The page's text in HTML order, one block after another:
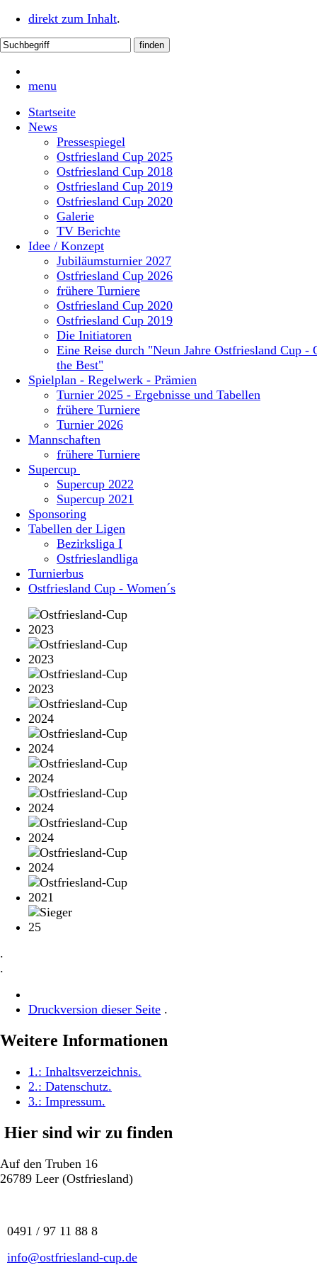
direkt zum Inhalt.
menu
Startseite
News
Pressespiegel
Ostfriesland Cup 2025
Ostfriesland Cup 2018
Ostfriesland Cup 2019
Ostfriesland Cup 2020
Galerie
TV Berichte
Idee / Konzept
Jubiläumsturnier 2027
Ostfriesland Cup 2026
frühere Turniere
Ostfriesland Cup 2020
Ostfriesland Cup 2019
Die Initiatoren
Eine Reise durch "Neun Jahre Ostfriesland Cup -
the Best"
Spielplan - Regelwerk - Prämien
Turnier 2025 - Ergebnisse und Tabellen
frühere Turniere
Turnier 2026
Mannschaften
frühere Turniere
Supercup
Supercup 2022
Supercup 2021
Sponsoring
Tabellen der Ligen
Bezirksliga I
Ostfrieslandliga
Turnierbus
Ostfriesland Cup - Women´s
.
.
Druckversion dieser Seite .
Weitere Informationen
1.: Inhaltsverzeichnis.
2.: Datenschutz.
3.: Impressum.
Hier sind wir zu finden
Auf den Truben 16
26789 Leer (Ostfriesland)
0491 / 97 11 88 8
info@ostfriesland-cup.de